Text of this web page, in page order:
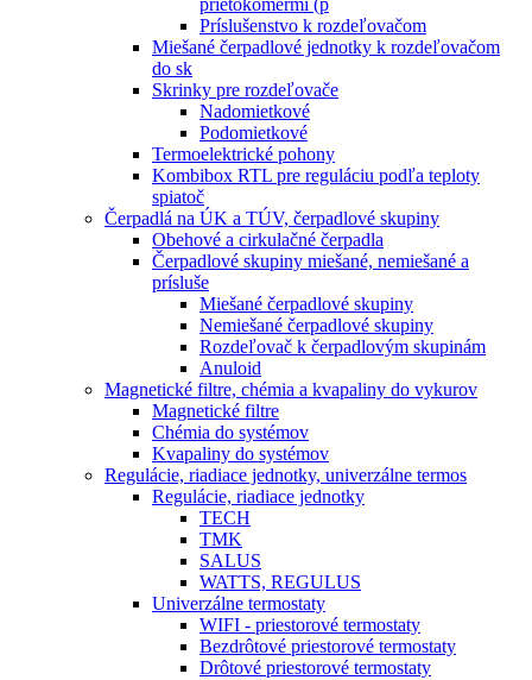
prietokomermi (p
Príslušenstvo k rozdeľovačom
Miešané čerpadlové jednotky k rozdeľovačom
do sk
Skrinky pre rozdeľovače
Nadomietkové
Podomietkové
Termoelektrické pohony
Kombibox RTL pre reguláciu podľa teploty
spiatoč
Čerpadlá na ÚK a TÚV, čerpadlové skupiny
Obehové a cirkulačné čerpadla
Čerpadlové skupiny miešané, nemiešané a
prísluše
Miešané čerpadlové skupiny
Nemiešané čerpadlové skupiny
Rozdeľovač k čerpadlovým skupinám
Anuloid
Magnetické filtre, chémia a kvapaliny do vykurov
Magnetické filtre
Chémia do systémov
Kvapaliny do systémov
Regulácie, riadiace jednotky, univerzálne termos
Regulácie, riadiace jednotky
TECH
TMK
SALUS
WATTS, REGULUS
Univerzálne termostaty
WIFI - priestorové termostaty
Bezdrôtové priestorové termostaty
Drôtové priestorové termostaty